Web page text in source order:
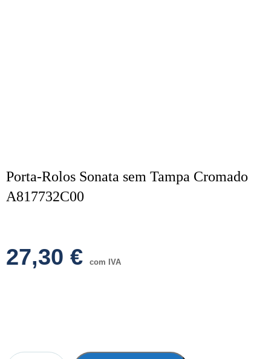
Porta-Rolos Sonata sem Tampa Cromado
A817732C00
27,30 € com IVA